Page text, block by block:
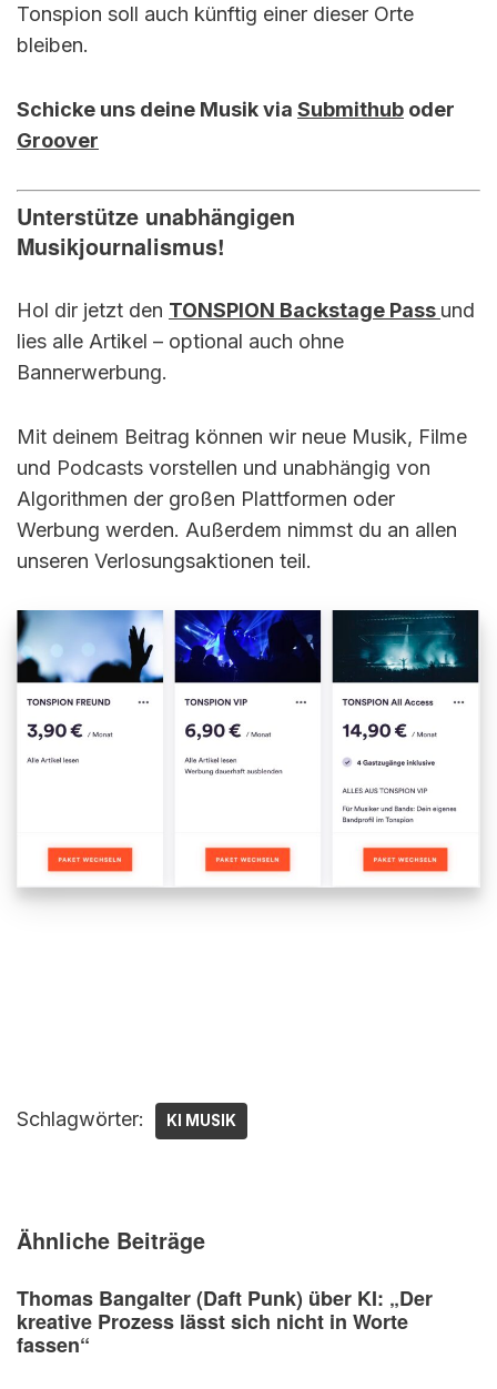
Tonspion soll auch künftig einer dieser Orte
bleiben.
Schicke uns deine Musik via Submithub oder
Groover
Unterstütze unabhängigen
Musikjournalismus!
Hol dir jetzt den TONSPION Backstage Pass und
lies alle Artikel – optional auch ohne
Bannerwerbung.
Mit deinem Beitrag können wir neue Musik, Filme
und Podcasts vorstellen und unabhängig von
Algorithmen der großen Plattformen oder
Werbung werden. Außerdem nimmst du an allen
unseren Verlosungsaktionen teil.
Schlagwörter: KI MUSIK
Ähnliche Beiträge
Thomas Bangalter (Daft Punk) über KI: „Der
kreative Prozess lässt sich nicht in Worte
fassen“